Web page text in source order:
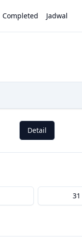
Completed Jadwal
Detail
31